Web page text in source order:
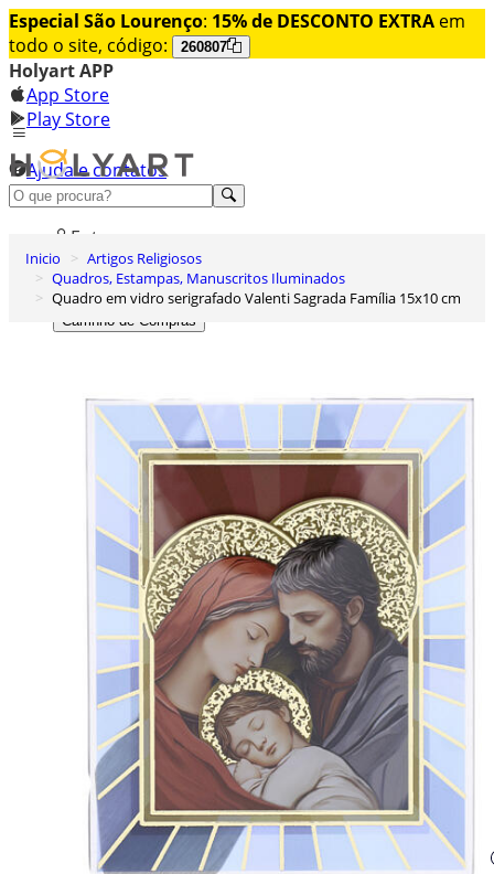
Especial São Lourenço: 15% de DESCONTO EXTRA em
todo o site, código:
260807
Holyart APP
App Store
Play Store
Ajuda e contatos
Conheça premium
Entrar
Lista de Desejos
0
Carrinho de Compras
Inicio
Artigos Religiosos
Quadros, Estampas, Manuscritos Iluminados
Quadro em vidro serigrafado Valenti Sagrada Família 15x10 cm